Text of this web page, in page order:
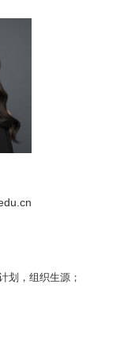
划，组织生源；